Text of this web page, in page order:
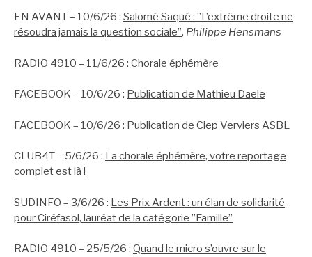
EN AVANT – 10/6/26 : Salomé Saqué : ”L’extrême droite ne
résoudra jamais la question sociale”, Philippe Hensmans
RADIO 4910 – 11/6/26 : Chorale éphémère
FACEBOOK – 10/6/26 : Publication de Mathieu Daele
FACEBOOK – 10/6/26 : Publication de Ciep Verviers ASBL
CLUB4T – 5/6/26 : La chorale éphémère, votre reportage
complet est là !
SUDINFO – 3/6/26 : Les Prix Ardent : un élan de solidarité
pour Ciréfasol, lauréat de la catégorie ”Famille”
RADIO 4910 – 25/5/26 : Quand le micro s’ouvre sur le